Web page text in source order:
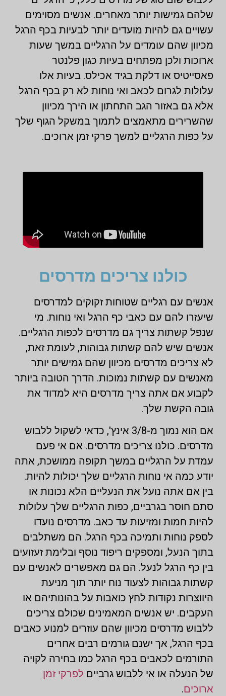
שלהם גמישות יותר מאחרים. אנשים מסוימים
עשויים גם להיות מועדים יותר לבעיות בכף הרגל
מכיוון שהם עומדים על הרגליים במשך שעות
ארוכות ולכן מפתחים בעיות כגון פלנטר
פאסייטיס או דלקת בגיד אכילס. בעיות אלו
עלולות לגרום לכאב ואי נוחות לא רק בכף הרגל
אלא גם באזור הגב התחתון או הירך מכיוון
שהשרירים מתאמצים לתמוך במשקל הגוף שלך
על כפות הרגליים למשך פרקי זמן ארוכים.
כולנו צריכים מדרסים
אנשים עם רגליים שטוחות זקוקים למדרסים
שיעזרו להם עם כאבי כף הרגל ואי נוחות. מי
שנפל קשתות צריך גם מדרסים לכפות הרגליים.
אנשים שיש להם קשתות גבוהות, לעומת זאת,
לא צריכים מדרסים מכיוון שהם גמישים יותר
מאנשים עם קשתות נמוכות. הדרך הטובה ביותר
לקבוע אם אתה צריך מדרסים היא למדוד את
גובה הקשת שלך.
אם הוא נמוך מ-3/8 אינץ', כדאי לשקול ללבוש
מדרסים. כולנו צריכים מדרסים. אם אי פעם
עמדת על הרגליים במשך תקופה ממושכת, אתה
יודע כמה אי נוחות הרגליים שלך יכולות להיות.
בין אם אתה נועל את הנעליים הלא נכונות או
סתם חוסר בגרביים, כפות הרגליים שלך עלולות
להיות חמות ומזיעות עד כאב. מדרסים נועדו
לספק נוחות ותמיכה בכף הרגל. הם משתלבים
בתוך הנעל, ומספקים ריפוד נוסף ובלימת זעזועים
בין כף הרגל לנעל. הם גם מאפשרים לאנשים עם
קשתות גבוהות לצעוד נוח יותר תוך מניעת
היווצרות נקודות לחץ כואבות על בהונותיהם או
העקבים. יש אנשים המאמינים שכולם צריכים
ללבוש מדרסים מכיוון שהם עוזרים למנוע כאבים
בכף הרגל, אך ישנם גורמים רבים אחרים
התורמים לכאבים בכף הרגל כמו בחירה לקויה
של הנעלה או אי ללבוש גרביים לפרקי זמן
ארוכים.